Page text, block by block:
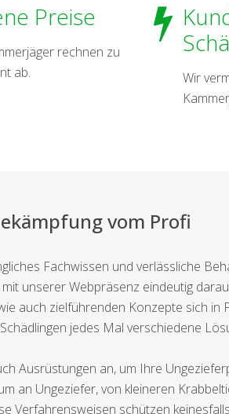
Preise
rechnen zu
ab.
Wir
vom Profi
Fachwissen und verlässliche
unserer Webpräsenz eindeutig
auch zielführenden Konzepte sich in
jedes Mal verschiedene
Ausrüstungen an, um Ihre
an Ungeziefer, von kleineren
Verfahrensweisen schützen